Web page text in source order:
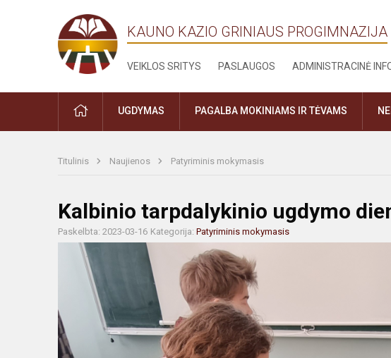
KAUNO KAZIO GRINIAUS PROGIMNAZIJA
VEIKLOS SRITYS PASLAUGOS ADMINISTRACINĖ
PRADŽIAUGDYMAS PAGALBA MOKINIAMS IR TĖVAMS
Titulinis Naujienos Patyriminis mokymasis
Kalbinio tarpdalykinio ugdymo
Paskelbta: 2023-03-16 Kategorija: Patyriminis mokymasis